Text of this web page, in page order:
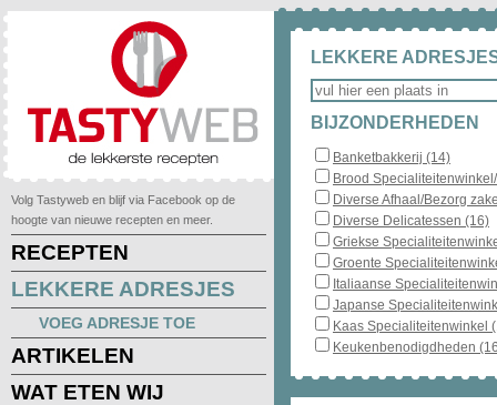
Volg Tastyweb en blijf via Facebook op de
hoogte van nieuwe recepten en meer.
RECEPTEN
LEKKERE ADRESJES
VOEG ADRESJE TOE
ARTIKELEN
WAT ETEN WIJ
LEKKERE
BIJZONDERHEDEN
Banketbakkerij (14)
Brood
Diverse Afhaal/Bezorg
Diverse Delicatessen (16)
Griekse
Groente
Italiaanse
Japanse
Kaas Specialiteitenwinkel
Keukenbenodigdheden